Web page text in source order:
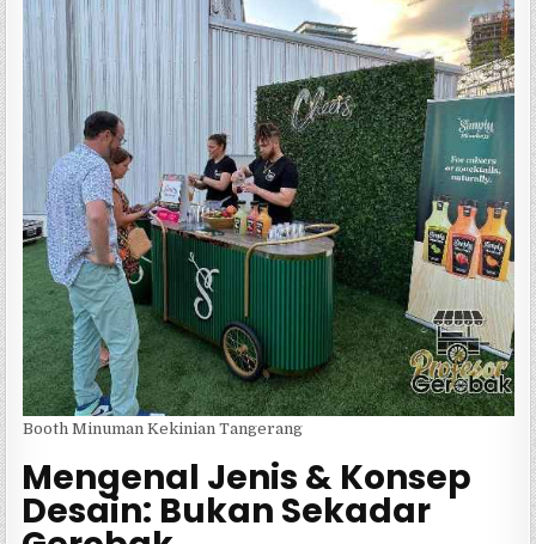
Booth Minuman Kekinian Tangerang
Mengenal Jenis & Konsep
Desain: Bukan Sekadar